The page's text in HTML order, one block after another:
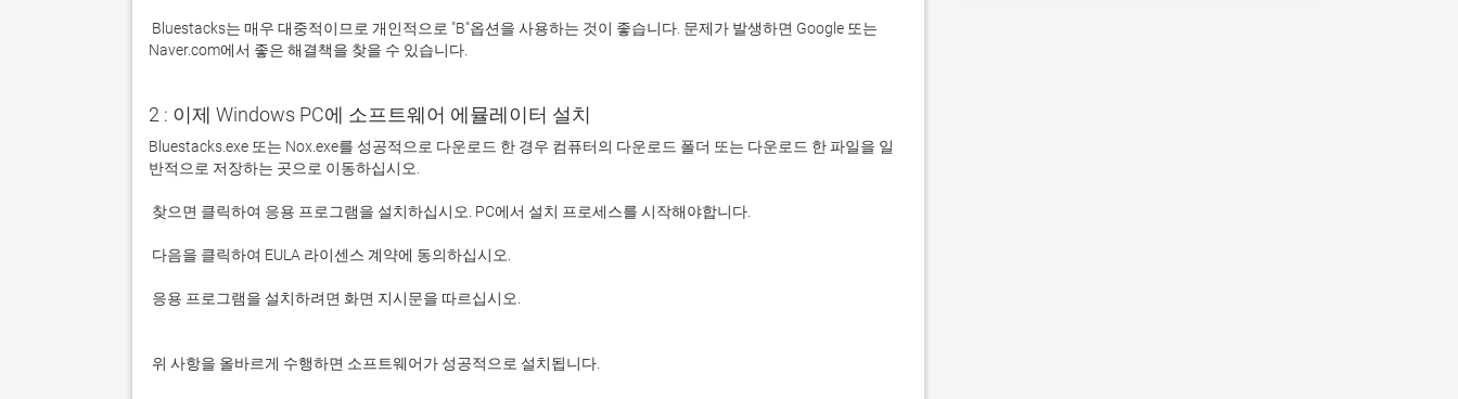
Naver.com에서 좋은 해결책을 찾을 수 있습니다.
2 : 이제 Windows PC에 소프트웨어 에뮬레이터 설치
Bluestacks.exe 또는 Nox.exe를 성공적으로 다운로드 한 경우 컴퓨터의 다운로드 폴더 또는 다운로드 한 파일을 일
위 사항을 올바르게 수행하면 소프트웨어가 성공적으로 설치됩니다.